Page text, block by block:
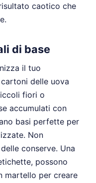
caotico che
di base
il tuo
delle uova
fiori o
accumulati con
basi perfette per
Non
conserve. Una
possono
martello per creare